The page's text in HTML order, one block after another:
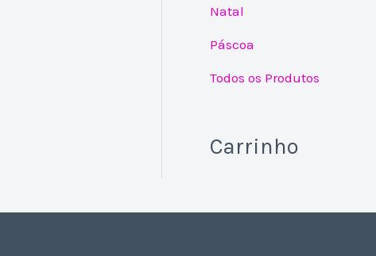
Natal
Páscoa
Todos os Produtos
Carrinho